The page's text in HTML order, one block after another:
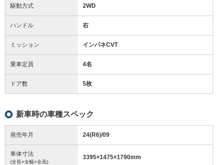
駆動方式 2WD
ハンドル 右
ミッション インパネCVT
乗車定員 4名
ドア数 5枚
新車時の車種スペック
発売年月 24(R6)/09
車体寸法
(全長×全幅×全高)
3395×1475×1790mm